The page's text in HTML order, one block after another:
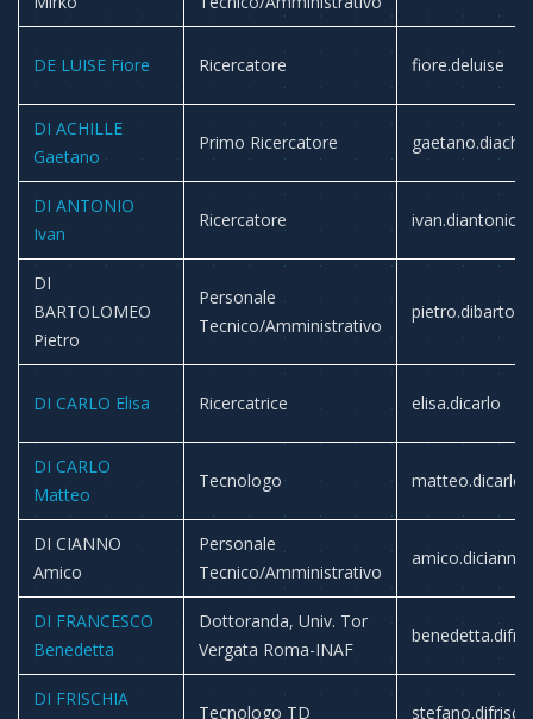
DE LUISE Fiore Ricercatore fiore.deluise
DI ACHILLE
Gaetano
Primo Ricercatore
DI ANTONIO
Ivan
Ricercatore ivan.diantonio
DI
BARTOLOMEO
Pietro
Personale
Tecnico/Amministrativo
DI CARLO Elisa Ricercatrice elisa.dicarlo
DI CARLO
Matteo
Tecnologo matteo.dicarlo
DI CIANNO
Amico
Personale
Tecnico/Amministrativo
amico.dicianno
DI FRANCESCO
Benedetta
Dottoranda, Univ. Tor
Vergata Roma-INAF
DI FRISCHIA
Tecnologo TD